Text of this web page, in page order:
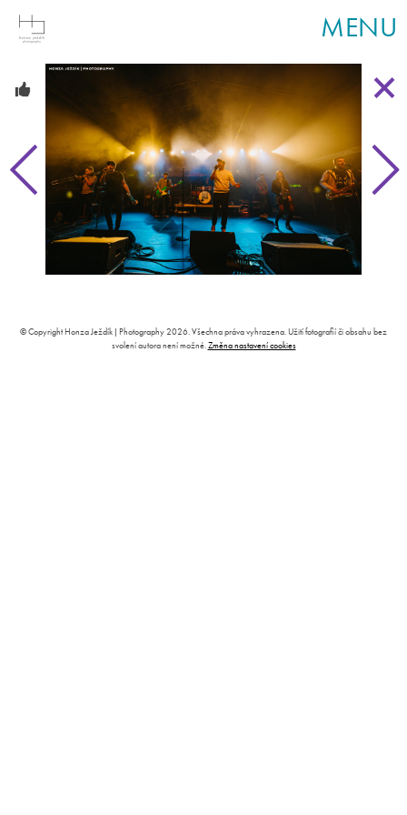
MENU
© Copyright Honza Ježdík | Photography 2026. Všechna práva vyhrazena. Užití fotografií či obsahu bez
svolení autora není možné.Změna nastavení cookies